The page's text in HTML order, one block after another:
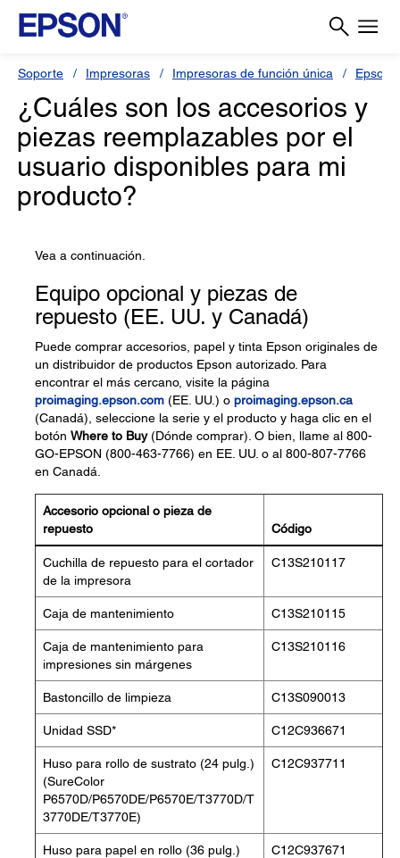
Soporte Impresoras Impresoras de función única Epson
¿Cuáles son los accesorios y
piezas reemplazables por el
usuario disponibles para mi
producto?
Vea a continuación.
Equipo opcional y piezas de
repuesto (EE. UU. y Canadá)
Puede comprar accesorios, papel y tinta Epson originales de
un distribuidor de productos Epson autorizado. Para
encontrar el más cercano, visite la página
proimaging.epson.com (EE. UU.) o proimaging.epson.ca
(Canadá), seleccione la serie y el producto y haga clic en el
botón Where to Buy(Dónde comprar). O bien, llame al 800-
GO-EPSON (800-463-7766) en EE. UU. o al 800-807-7766
en Canadá.
Accesorio opcional o pieza de
repuesto
Código
Cuchilla de repuesto para el cortador
de la impresora
C13S210117
Caja de mantenimiento C13S210115
Caja de mantenimiento para
impresiones sin márgenes
C13S210116
Bastoncillo de limpieza C13S090013
Unidad SSD* C12C936671
Huso para rollo de sustrato (24 pulg.)
(SureColor
P6570D/P6570DE/P6570E/T3770D/T
3770DE/T3770E)
C12C937711
Huso para papel en rollo (36 pulg.)
C12C937671